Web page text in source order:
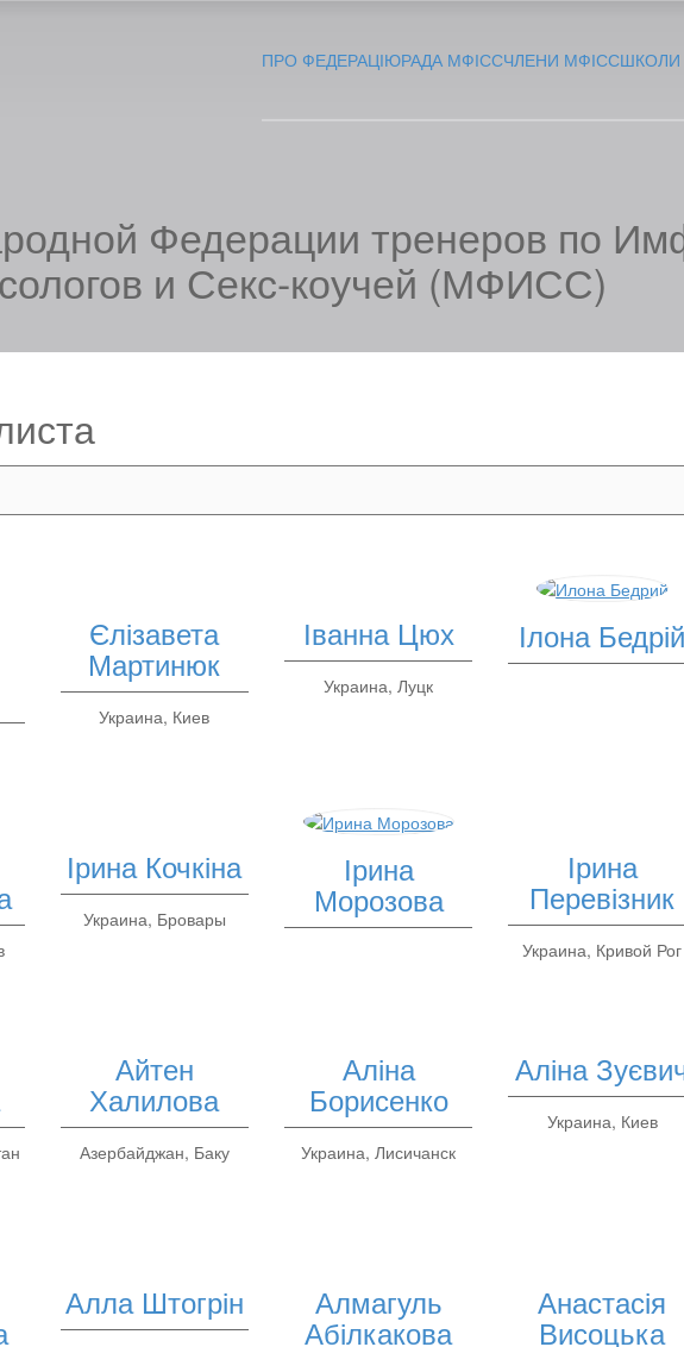
ПРО ФЕДЕРАЦІЮРАДА МФІССЧЛЕНИ МФІССШКОЛИ
Федерации тренеров по
и Секс-коучей (МФИСС)
Єлізавета
Мартинюк
Украина, Киев
Іванна Цюх
Украина, Луцк
Ілона Бедрій
Ірина Кочкіна
Украина, Бровары
Ірина
Морозова
Ірина
Перевізник
Украина, Кривой Рог
Айтен
Халилова
Азербайджан, Баку
Аліна
Борисенко
Украина, Лисичанск
Аліна
Украина, Киев
Алла Штогрін Алмагуль
Абілкакова
Анастасія
Висоцька